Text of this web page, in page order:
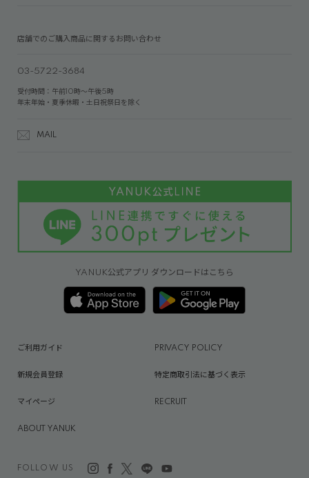
店舗でのご購入商品に関するお問い合わせ
03-5722-3684
受付時間：午前10時～午後5時
年末年始・夏季休暇・土日祝祭日を除く
MAIL
YANUK公式アプリ ダウンロードはこちら
FOLLOW US
ご利用ガイド PRIVACY POLICY
新規会員登録 特定商取引法に基づく表示
マイページ RECRUIT
ABOUT YANUK